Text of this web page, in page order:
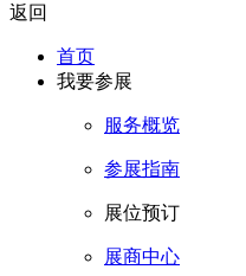
返回
首页
我要参展
服务概览
参展指南
展位预订
展商中心